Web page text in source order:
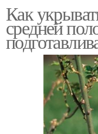
Как
средней